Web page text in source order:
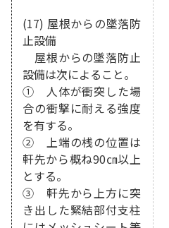
(17) 屋根からの墜落防
止設備
屋根からの墜落防止
設備は次によること。
① 人体が衝突した場
合の衝撃に耐える強度
を有する。
② 上端の桟の位置は
軒先から概ね90㎝以上
とする。
③ 軒先から上方に突
き出した緊結部付支柱